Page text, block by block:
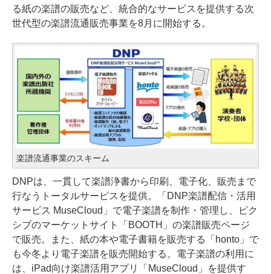
る紙の楽譜の販売など、統合的なサービスを提供する次
世代型の楽譜流通販売事業を8月に開始する。
楽譜流通事業のスキーム
DNPは、一貫して楽譜浄書から印刷、電子化、販売まで
行なうトータルサービスを提供。「DNP楽譜配信・活用
サービス MuseCloud」で電子楽譜を制作・管理し、ピク
シブのマーケットサイト「BOOTH」の楽譜販売ページ
で販売。また、紙の本や電子書籍を販売する「honto」で
も今冬より電子楽譜を販売開始する。電子楽譜の利用に
は、iPad向け楽譜活用アプリ「MuseCloud」を提供す